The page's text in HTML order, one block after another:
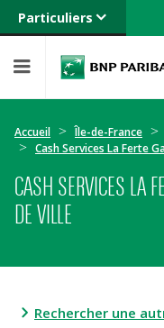
Particuliers
Banque privée
Entreprises
Accueil Île-de-France
Cash Services La Ferte
CASH SERVICES LA
DE VILLE
Rechercher une